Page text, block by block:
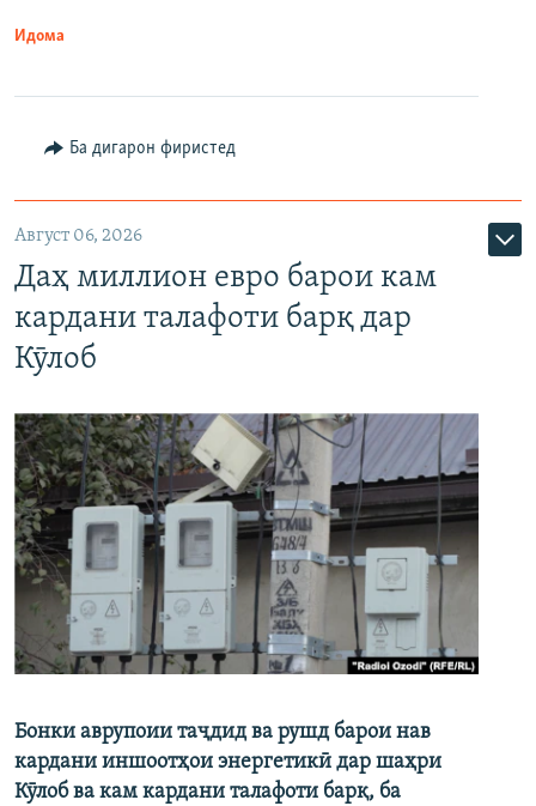
Идома
Ба дигарон фиристед
Август 06, 2026
Даҳ миллион евро барои кам
кардани талафоти барқ дар
Кӯлоб
Бонки аврупоии таҷдид ва рушд барои нав
кардани иншоотҳои энергетикӣ дар шаҳри
Кӯлоб ва кам кардани талафоти барқ, ба